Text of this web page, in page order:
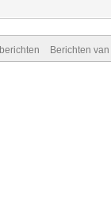
Berichten